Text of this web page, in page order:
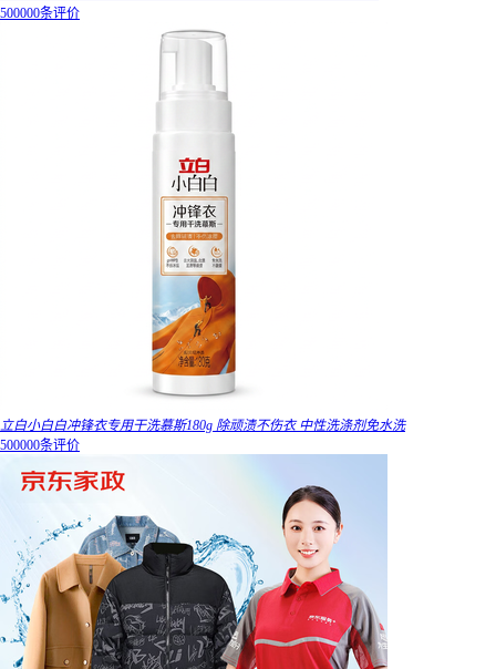
500000条评价
立白小白白冲锋衣专用干洗慕斯180g 除顽渍不伤衣 中性洗涤剂免水洗
500000条评价